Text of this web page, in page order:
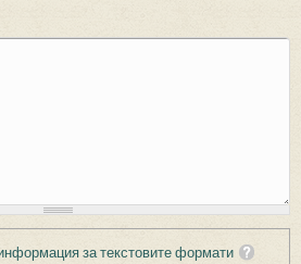
за текстовите формати